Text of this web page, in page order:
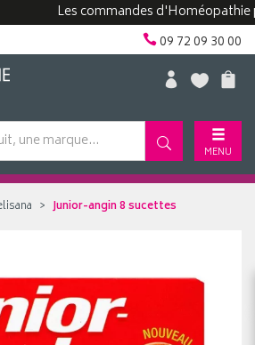
Les commandes d'Homéopathie
09 72 09 30 00
MENU
Junior-angin 8 sucettes